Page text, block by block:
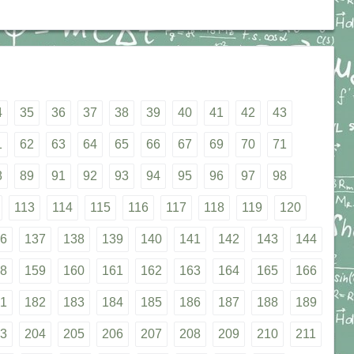
35 36 37 38 39 40 41 42 43
62 63 64 65 66 67 69 70 71
89 91 92 93 94 95 96 97 98
113 114 115 116 117 118 119 120
137 138 139 140 141 142 143 144
159 160 161 162 163 164 165 166
182 183 184 185 186 187 188 189
204 205 206 207 208 209 210 211